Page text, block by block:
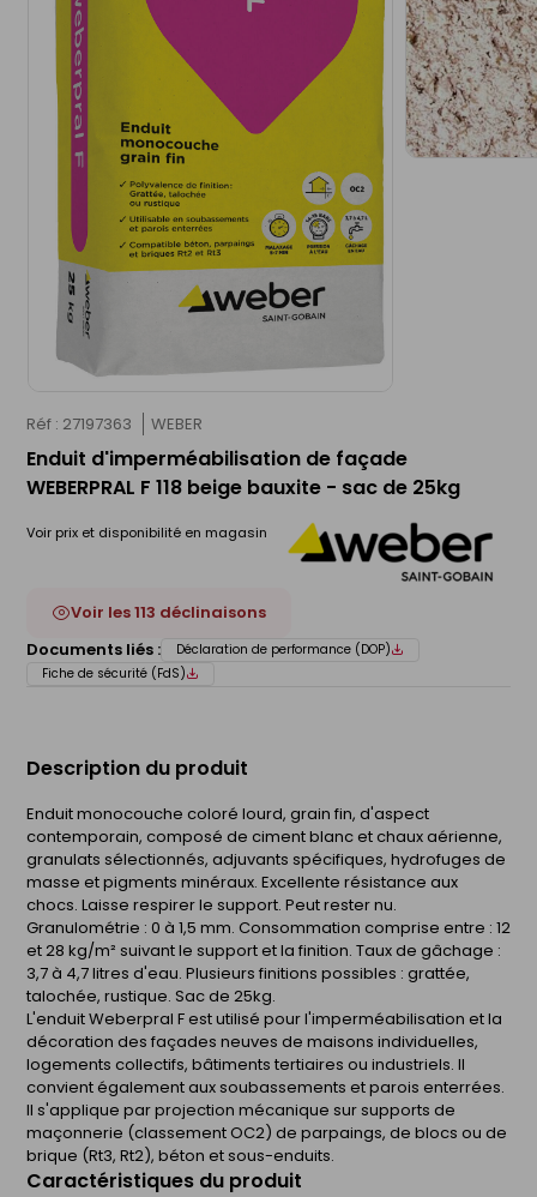
Réf : 27197363 WEBER
Enduit d'imperméabilisation de façade
WEBERPRAL F 118 beige bauxite - sac de 25kg
Voir prix et disponibilité en magasin
Voir les 113 déclinaisons
Documents liés :
Déclaration de performance (DOP)
Fiche de sécurité (FdS)
Description du produit
Enduit monocouche coloré lourd, grain fin, d'aspect
contemporain, composé de ciment blanc et chaux aérienne,
granulats sélectionnés, adjuvants spécifiques, hydrofuges de
masse et pigments minéraux. Excellente résistance aux
chocs. Laisse respirer le support. Peut rester nu.
Granulométrie : 0 à 1,5 mm. Consommation comprise entre : 12
et 28 kg/m² suivant le support et la finition. Taux de gâchage :
3,7 à 4,7 litres d'eau. Plusieurs finitions possibles : grattée,
talochée, rustique. Sac de 25kg.
L'enduit Weberpral F est utilisé pour l'imperméabilisation et la
décoration des façades neuves de maisons individuelles,
logements collectifs, bâtiments tertiaires ou industriels. Il
convient également aux soubassements et parois enterrées.
Il s'applique par projection mécanique sur supports de
maçonnerie (classement OC2) de parpaings, de blocs ou de
brique (Rt3, Rt2), béton et sous-enduits.
Caractéristiques du produit